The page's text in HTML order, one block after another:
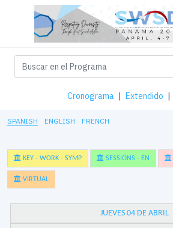
Cronograma | Extendido |
SPANISH ENGLISH FRENCH
KEY - WORK - SYMP SESSIONS - EN
VIRTUAL
JUEVES 04 DE ABRIL